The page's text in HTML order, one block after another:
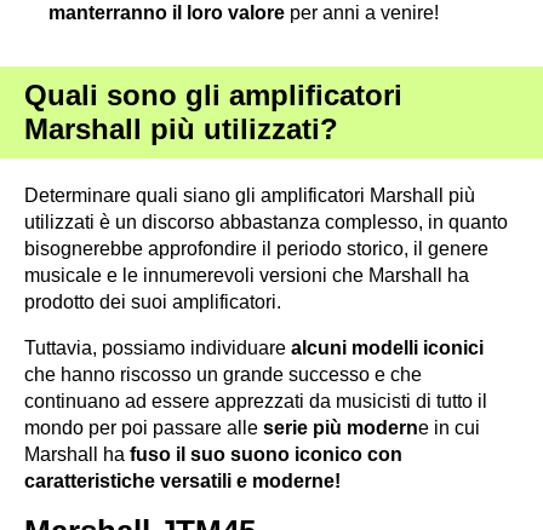
manterranno il loro valore per anni a venire!
Quali sono gli amplificatori
Marshall più utilizzati?
Determinare quali siano gli amplificatori Marshall più
utilizzati è un discorso abbastanza complesso, in quanto
bisognerebbe approfondire il periodo storico, il genere
musicale e le innumerevoli versioni che Marshall ha
prodotto dei suoi amplificatori.
Tuttavia, possiamo individuare alcuni modelli iconici
che hanno riscosso un grande successo e che
continuano ad essere apprezzati da musicisti di tutto il
mondo per poi passare alle serie più moderne in cui
Marshall ha fuso il suo suono iconico con
caratteristiche versatili e moderne!